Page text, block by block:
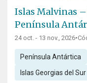
Islas Malvinas
Península
24 oct. - 13 nov., 2026•
Península Antártica
Islas Georgias del Sur